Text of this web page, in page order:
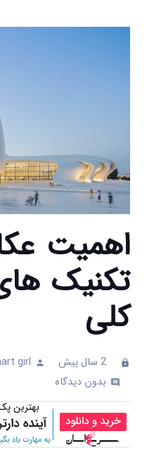
اهمیت
تکنیک
کلی
clock 2 سال پیش person
girl
comments بدون دیدگاه